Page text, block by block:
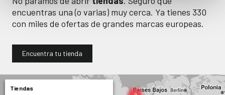
encuentras una (o varias) muy cerca. Ya tienes 330
con miles de ofertas de grandes marcas europeas.
Encuentra tu tienda
Tiendas